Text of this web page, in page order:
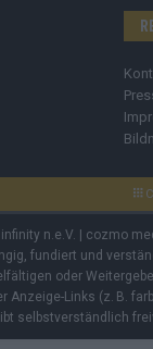
n.e.V. | cozmo
fundiert und
oder
Anzeige-Links (z. B.
selbstverständlich